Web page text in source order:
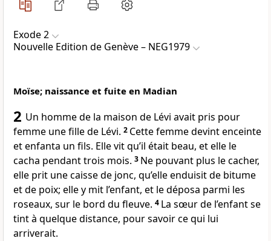
Exode 2
Nouvelle Edition de Genève – NEG1979
Moïse; naissance et fuite en Madian
2 Un homme de la maison de Lévi avait pris pour
femme une fille de Lévi. 2 Cette femme devint enceinte
et enfanta un fils. Elle vit qu’il était beau, et elle le
cacha pendant trois mois. 3 Ne pouvant plus le cacher,
elle prit une caisse de jonc, qu’elle enduisit de bitume
et de poix; elle y mit l’enfant, et le déposa parmi les
roseaux, sur le bord du fleuve. 4 La sœur de l’enfant se
tint à quelque distance, pour savoir ce qui lui
arriverait.